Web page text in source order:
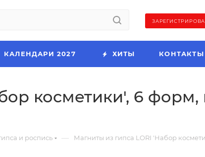
КАЛЕНДАРИ 2027 ХИТЫ КОНТАКТЫ
косметики', 6 форм,
и роспись — Магниты из гипса LORI 'Набор